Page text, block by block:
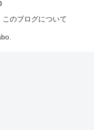
このブログについて